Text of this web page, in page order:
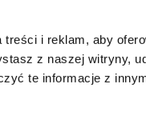
i reklam, aby
z naszej witryny,
te informacje z